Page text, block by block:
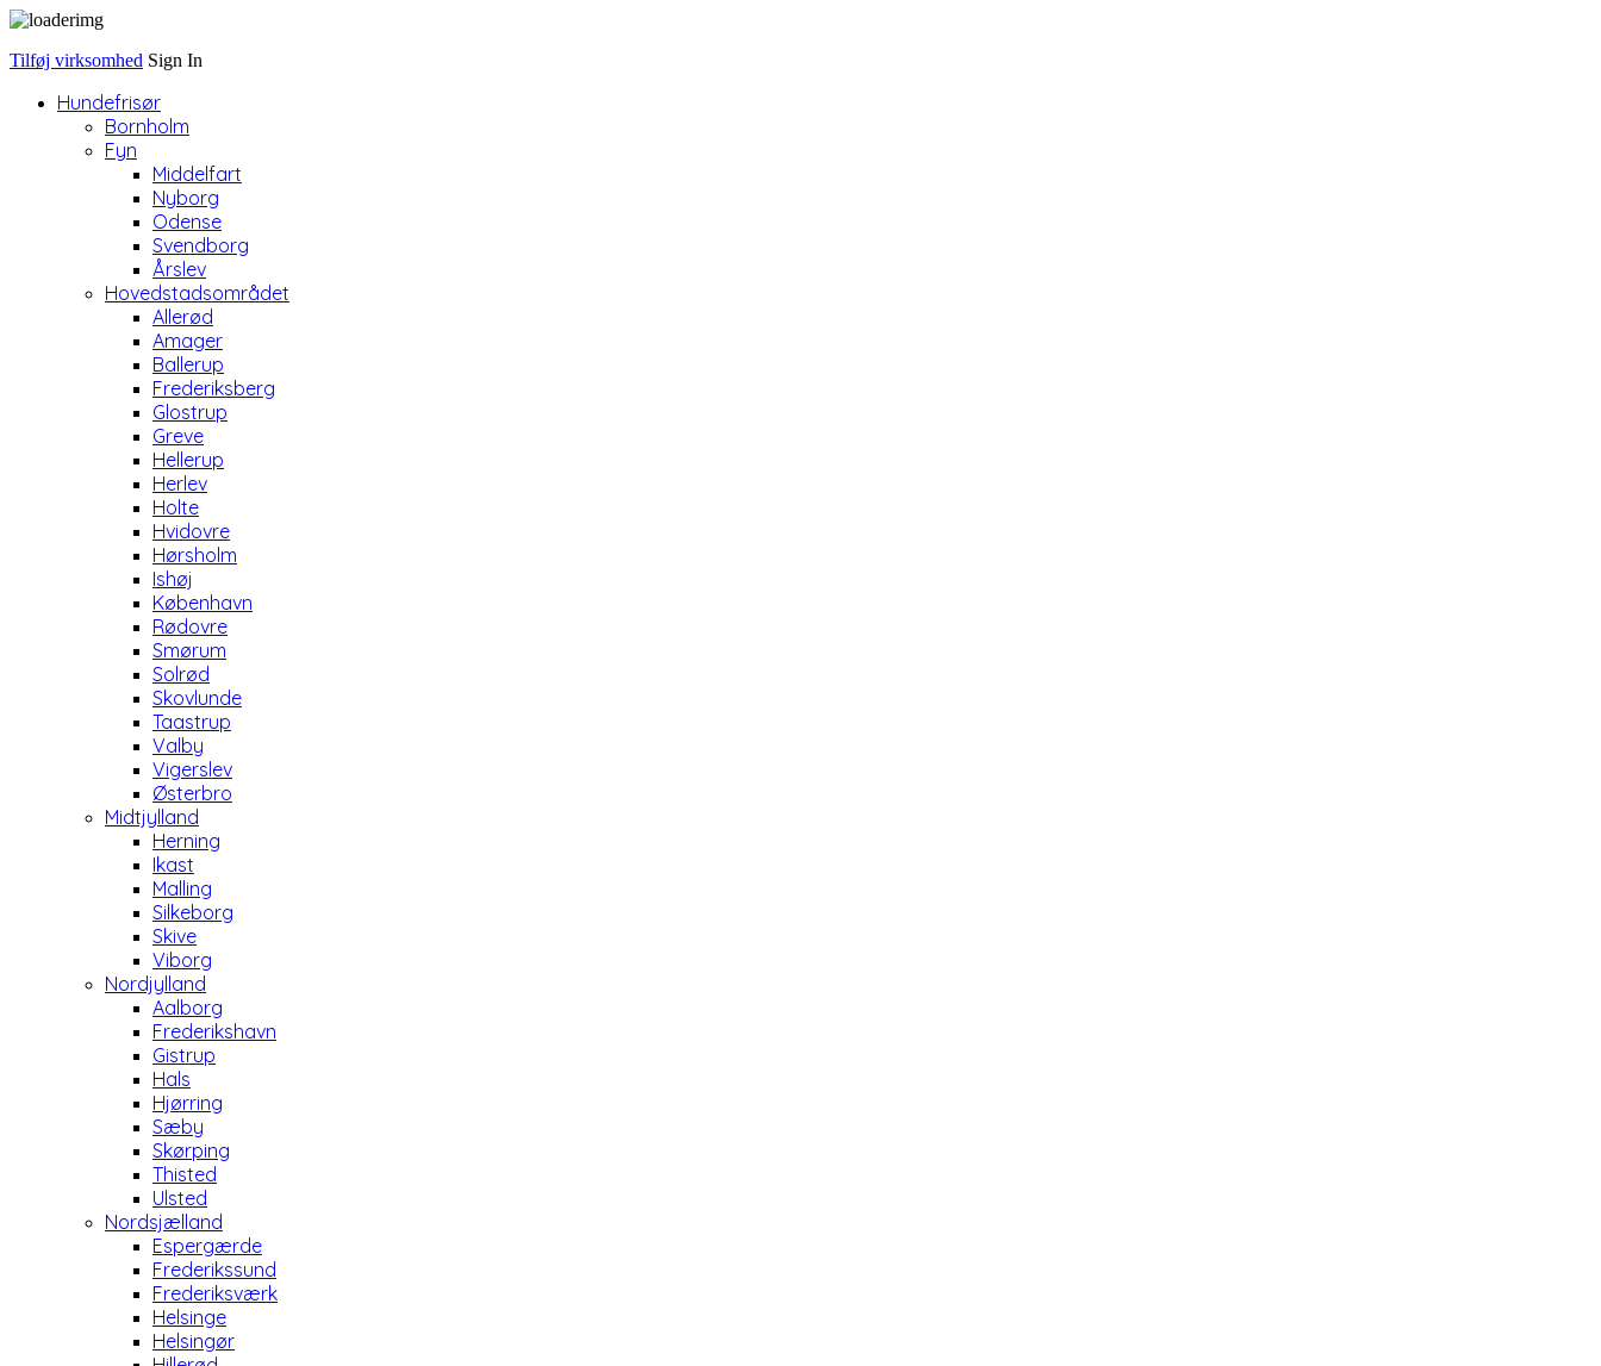
Tilføj virksomhed Sign In
Hundefrisør
Bornholm
Fyn
Middelfart
Nyborg
Odense
Svendborg
Årslev
Hovedstadsområdet
Allerød
Amager
Ballerup
Frederiksberg
Glostrup
Greve
Hellerup
Herlev
Holte
Hvidovre
Hørsholm
Ishøj
København
Rødovre
Smørum
Solrød
Skovlunde
Taastrup
Valby
Vigerslev
Østerbro
Midtjylland
Herning
Ikast
Malling
Silkeborg
Skive
Viborg
Nordjylland
Aalborg
Frederikshavn
Gistrup
Hals
Hjørring
Sæby
Skørping
Thisted
Ulsted
Nordsjælland
Espergærde
Frederikssund
Frederiksværk
Helsinge
Helsingør